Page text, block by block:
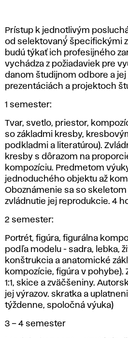
Prístup k jednotlivým
od selektovaný́ špecifickými
budú týkať ich profesijného
vychádza z požiadaviek pre
danom študijnom odbore a jej
prezentáciách a projektoch
1 semester:
Tvar, svetlo, priestor,
so základmi kresby,
podkladmi a literatúrou).
kresby s dôrazom na
kompozíciu. Predmetom
jednoduchého objektu až
Oboznámenie sa so
zvládnutie jej reprodukcie. 4
2 semester:
Portrét, figúra, figurálna
podľa modelu - sadra, lebka,
konštrukcia a anatomické
kompozície, figúra v pohybe).
1:1, skice a zväčšeniny.
jej výrazov. skratka a
týždenne, spoločná výuka)
3 – 4 semester